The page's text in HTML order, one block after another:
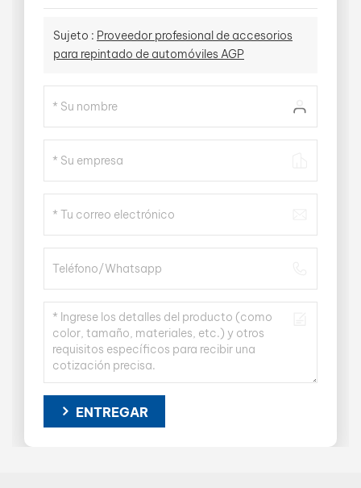
Sujeto : Proveedor profesional de accesorios
para repintado de automóviles AGP
ENTREGAR